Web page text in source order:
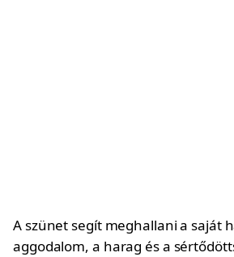
A szünet segít meghallani a saját
aggodalom, a harag és a